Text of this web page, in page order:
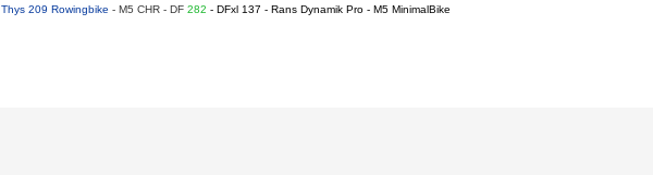
Thys 209 Rowingbike- M5 CHR - DF282- DFxl 137 - Rans Dynamik Pro - M5 MinimalBike